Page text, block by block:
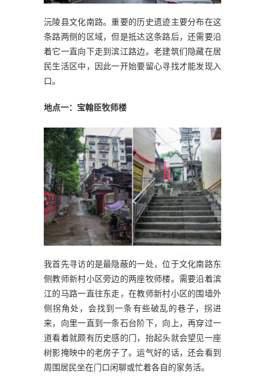
沅陵县文化南路。重要的历史遗迹主要分布在这
条路两侧的区域，但是抵达这条路后，还需要沿
着它一直向下走到滨江路边。老建筑们隐藏在居
民生活区中，因此一开始要留心寻找才能发现入
口。
地点一：宝翰臣牧师楼
我首先寻访的是最隐蔽的一处，位于文化南路东
侧教师新村小区旁边的两座牧师楼。需要沿着滨
江的马路一直往东走，在教师新村小区的围墙外
侧拐角处，会找到一条有些破乱的巷子，拐进
来，向里一直到一条石台阶下，向上，再穿过一
道看着就颇有历史感的门，抬起头就会望见一座
树影掩映中的老房子了。运气好的话，还会看到
周围居民坐在门口闲聊或忙着各自的家务活。